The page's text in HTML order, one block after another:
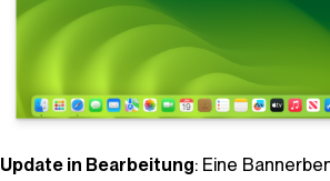
Update in Bearbeitung: Eine